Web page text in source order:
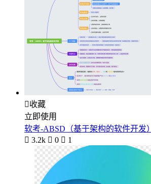
收藏
立即使用
软考-ABSD（基于架构的软件开发）
 3.2k  0  1